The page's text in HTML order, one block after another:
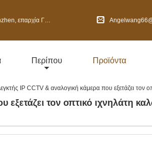
Κίνα
Περίπου Προϊόντα
IP CCTV & αναλογική κάμερα που εξετάζει
εξετάζει τον οπτικό ιχνηλάτη